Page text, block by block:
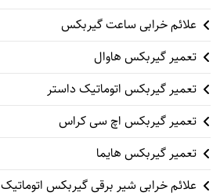
علائم خرابی ساعت گیربکس
تعمیر گیربکس هاوال
تعمیر گیربکس اتوماتیک داستر
تعمیر گیربکس اچ سی کراس
تعمیر گیربکس هایما
علائم خرابی شیر برقی گیربکس اتوماتیک